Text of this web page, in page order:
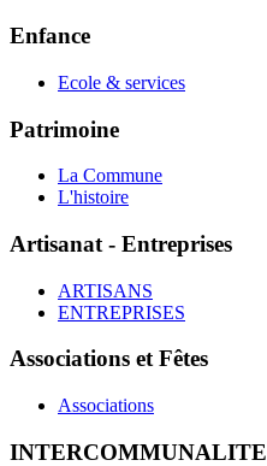
Enfance
Ecole & services
Patrimoine
La Commune
L'histoire
Artisanat - Entreprises
ARTISANS
ENTREPRISES
Associations et Fêtes
Associations
INTERCOMMUNALITE